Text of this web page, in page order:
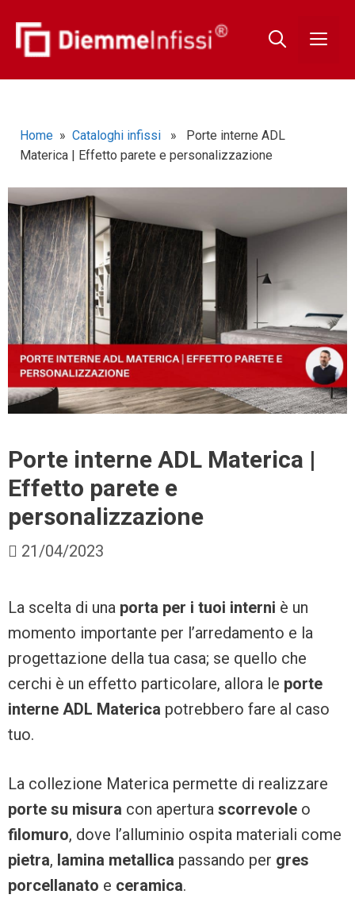
Home » Cataloghi infissi » Porte interne ADL
Materica | Effetto parete e personalizzazione
Porte interne ADL Materica |
Effetto parete e
personalizzazione
21/04/2023
La scelta di una porta per i tuoi interni è un
momento importante per l’arredamento e la
progettazione della tua casa; se quello che
cerchi è un effetto particolare, allora le porte
interne ADL Materica potrebbero fare al caso
tuo.
La collezione Materica permette di realizzare
porte su misura con apertura scorrevole o
filomuro, dove l’alluminio ospita materiali come
pietra, lamina metallica passando per gres
porcellanato e ceramica.